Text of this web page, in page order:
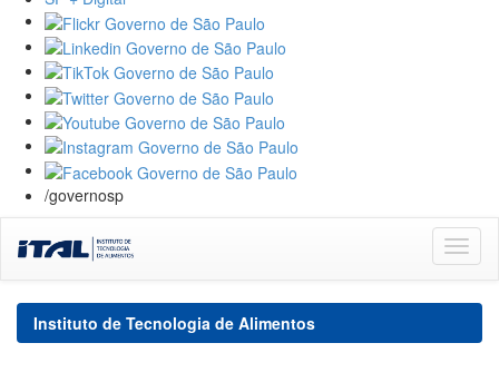
/governosp
navigation
Instituto de Tecnologia de Alimentos